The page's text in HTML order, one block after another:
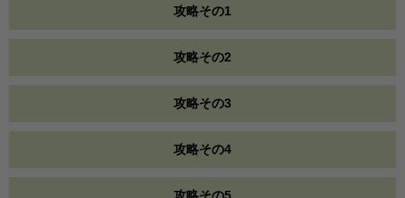
攻略その1
攻略その2
攻略その3
攻略その4
攻略その5